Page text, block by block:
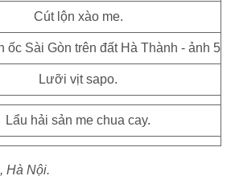
Cút lộn xào me.
Lưỡi vịt sapo.
Lẩu hải sản me chua cay.
Hà Nội.